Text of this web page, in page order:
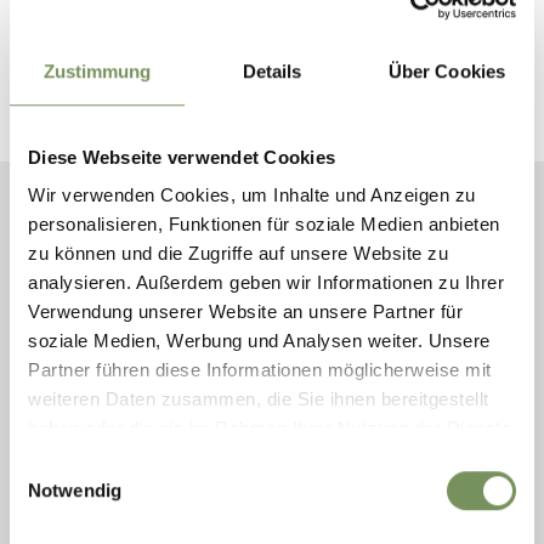
Zustimmung Details Über Cookies
Diese Webseite verwendet Cookies
Wir verwenden Cookies, um Inhalte und Anzeigen zu
personalisieren, Funktionen für soziale Medien anbieten
zu können und die Zugriffe auf unsere Website zu
analysieren. Außerdem geben wir Informationen zu Ihrer
Verwendung unserer Website an unsere Partner für
soziale Medien, Werbung und Analysen weiter. Unsere
Partner führen diese Informationen möglicherweise mit
weiteren Daten zusammen, die Sie ihnen bereitgestellt
Notwendig
LANA E DINTORNI VACANZE IN MONTAGNA
CAMMINATE & ESCURSIONI
CAMMINARE IN AUTUNNO A LANA E DINTORNI
DOLCE E PANORAMICO:
SENTIERO DELLA ROGGIA DI
MARLENGO PARTENDO LA
LANA
oggi dei percorsi molto apprezzati per fare delle
passeggiate. Sono pianeggianti e a bassa quota, il che li